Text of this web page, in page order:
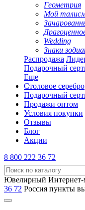
Геометрия
Мой
Wedding
Знаки
Распродажа
Подарочный
Еще
Столовое серебро
Подарочный
Продажи оптом
Условия покупки
Отзывы
Блог
Акции
8 800 222 36 72
Ювелирный Интернет-
36 72 Россия пункты